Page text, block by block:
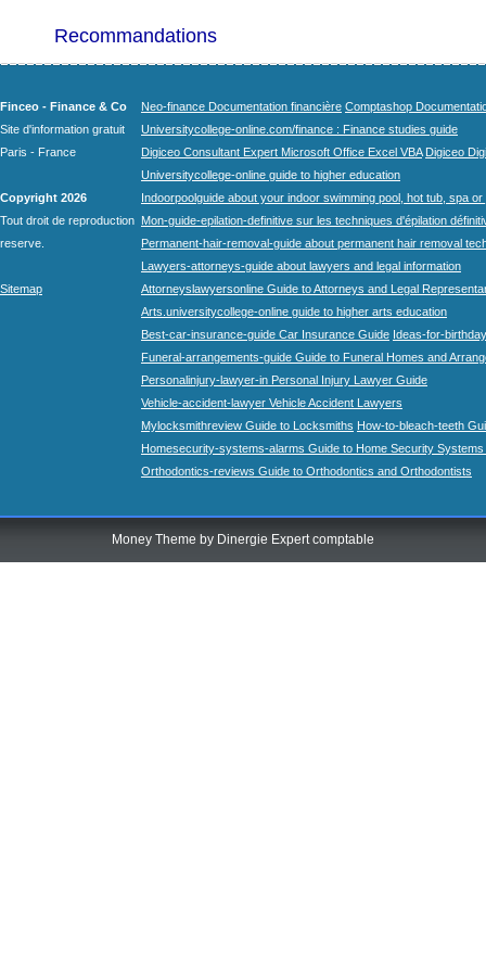
Recommandations
Finceo - Finance & Co
Site d'information gratuit
Paris - France
Copyright 2026
Tout droit de reproduction
reserve.
Sitemap
Neo-finance Documentation financière Comptashop
Universitycollege-online.com/finance : Finance studies guide
Digiceo Consultant Expert Microsoft Office Excel VBA Digiceo
Universitycollege-online guide to higher education
Indoorpoolguide about your indoor swimming pool, hot tub, spa
Mon-guide-epilation-definitive sur les techniques d'épilation
Permanent-hair-removal-guide about permanent hair removal
Lawyers-attorneys-guide about lawyers and legal information
Attorneyslawyersonline Guide to Attorneys and Legal
Arts.universitycollege-online guide to higher arts education
Best-car-insurance-guide Car Insurance Guide Ideas-for-
Funeral-arrangements-guide Guide to Funeral Homes and
Personalinjury-lawyer-in Personal Injury Lawyer Guide
Vehicle-accident-lawyer Vehicle Accident Lawyers
Mylocksmithreview Guide to Locksmiths How-to-bleach-teeth
Homesecurity-systems-alarms Guide to Home Security Systems
Orthodontics-reviews Guide to Orthodontics and Orthodontists
Money Theme by Dinergie Expert comptable